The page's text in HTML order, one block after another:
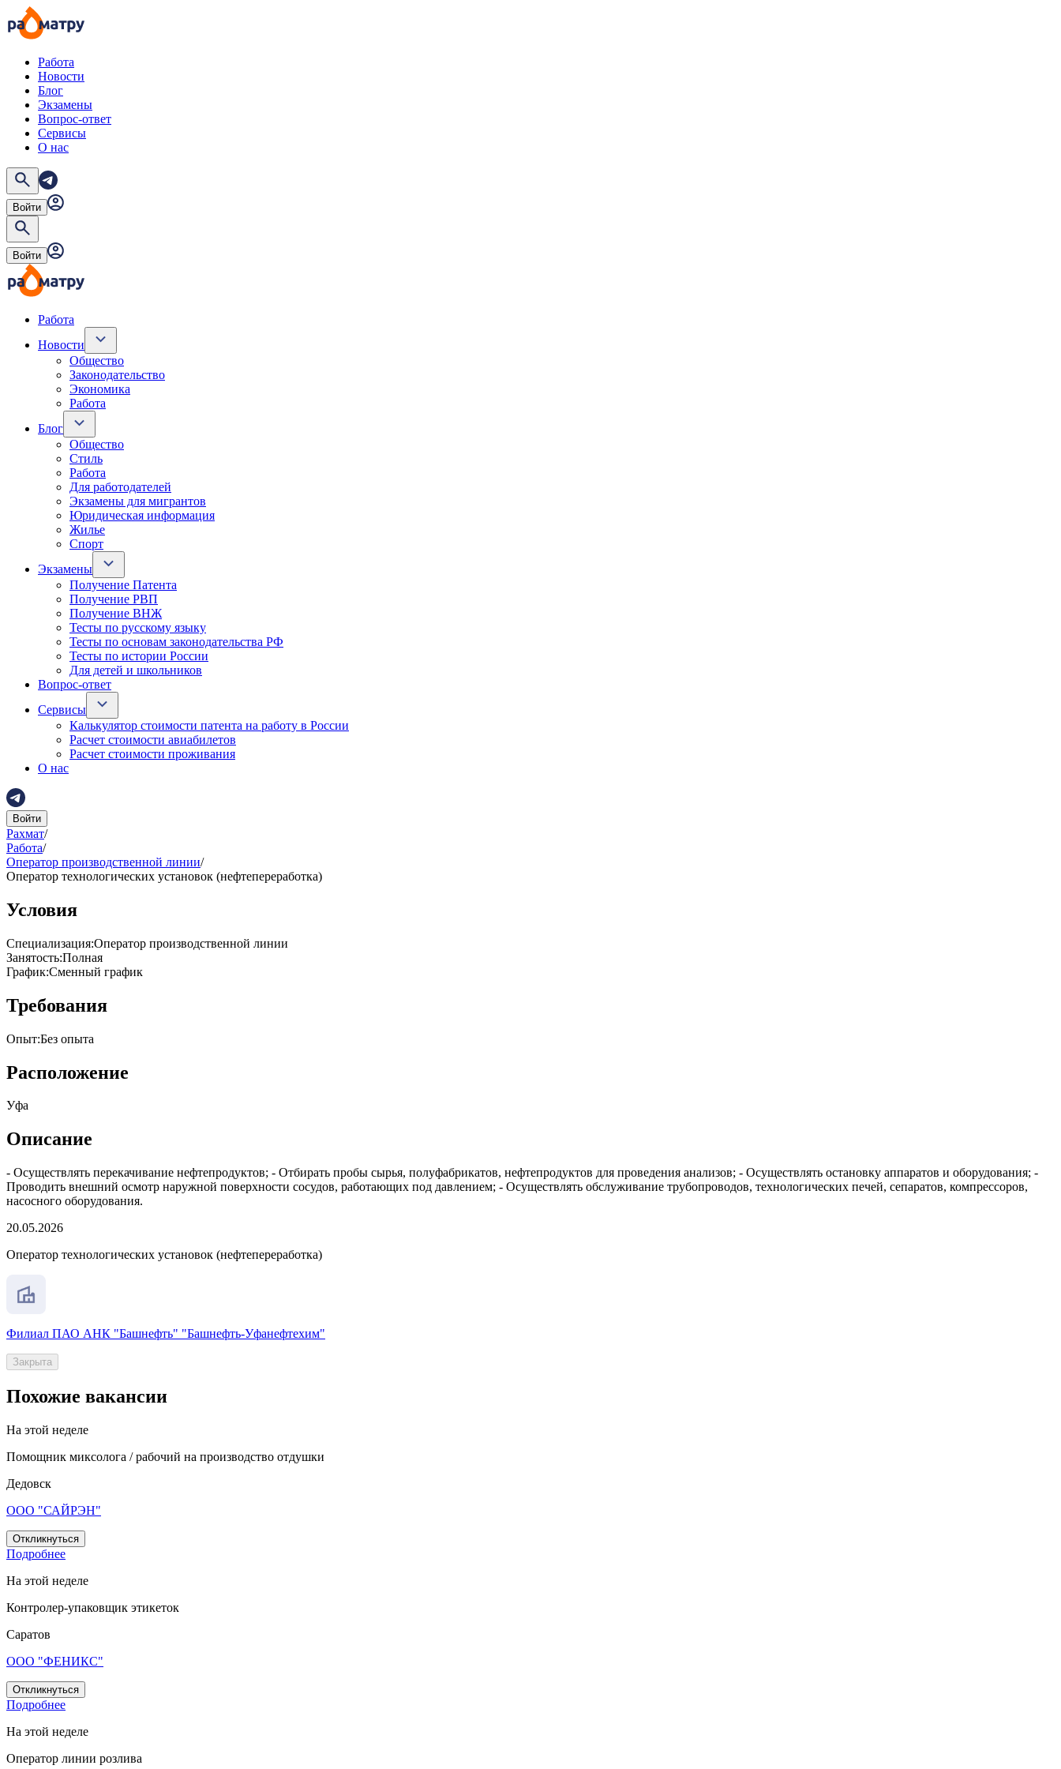
Работа
Новости
Блог
Экзамены
Вопрос-ответ
Сервисы
О нас
Войти
Войти
Работа
Новости
Общество
Законодательство
Экономика
Работа
Блог
Общество
Стиль
Работа
Для работодателей
Экзамены для мигрантов
Юридическая информация
Жилье
Спорт
Экзамены
Получение Патента
Получение РВП
Получение ВНЖ
Тесты по русскому языку
Тесты по основам законодательства РФ
Тесты по истории России
Для детей и школьников
Вопрос-ответ
Сервисы
Калькулятор стоимости патента на работу в России
Расчет стоимости авиабилетов
Расчет стоимости проживания
О нас
Войти
Рахмат/
Работа/
Оператор производственной линии/
Оператор технологических установок (нефтепереработка)
Условия
Специализация:Оператор производственной линии
Занятость:Полная
График:Сменный график
Требования
Опыт:Без опыта
Расположение
Уфа
Описание
- Осуществлять перекачивание нефтепродуктов; - Отбирать пробы сырья, полуфабрикатов, нефтепродуктов для проведения анализов; - Осуществлять остановку аппаратов и оборудования; -
Проводить внешний осмотр наружной поверхности сосудов, работающих под давлением; - Осуществлять обслуживание трубопроводов, технологических печей, сепаратов, компрессоров,
насосного оборудования.
20.05.2026
Оператор технологических установок (нефтепереработка)
Филиал ПАО АНК "Башнефть" "Башнефть-Уфанефтехим"
Закрыта
Похожие вакансии
На этой неделе
Помощник миксолога / рабочий на производство отдушки
Дедовск
ООО "САЙРЭН"
Откликнуться
Подробнее
На этой неделе
Контролер-упаковщик этикеток
Саратов
ООО "ФЕНИКС"
Откликнуться
Подробнее
На этой неделе
Оператор линии розлива